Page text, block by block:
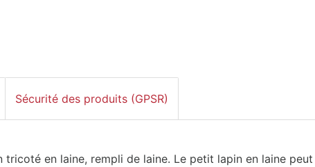
Sécurité des produits (GPSR)
en laine, rempli de laine. Le petit lapin en laine peut